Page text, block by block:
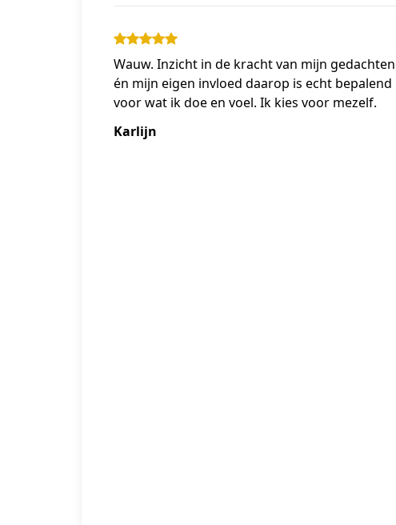
Wauw. Inzicht in de kracht van mijn gedachten
én mijn eigen invloed daarop is echt bepalend
voor wat ik doe en voel. Ik kies voor mezelf.
Karlijn